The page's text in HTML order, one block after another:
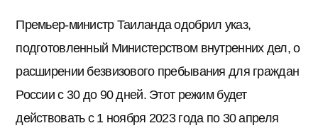
Премьер-министр Таиланда одобрил указ,
подготовленный Министерством внутренних дел, о
расширении безвизового пребывания для граждан
России с 30 до 90 дней. Этот режим будет
действовать с 1 ноября 2023 года по 30 апреля